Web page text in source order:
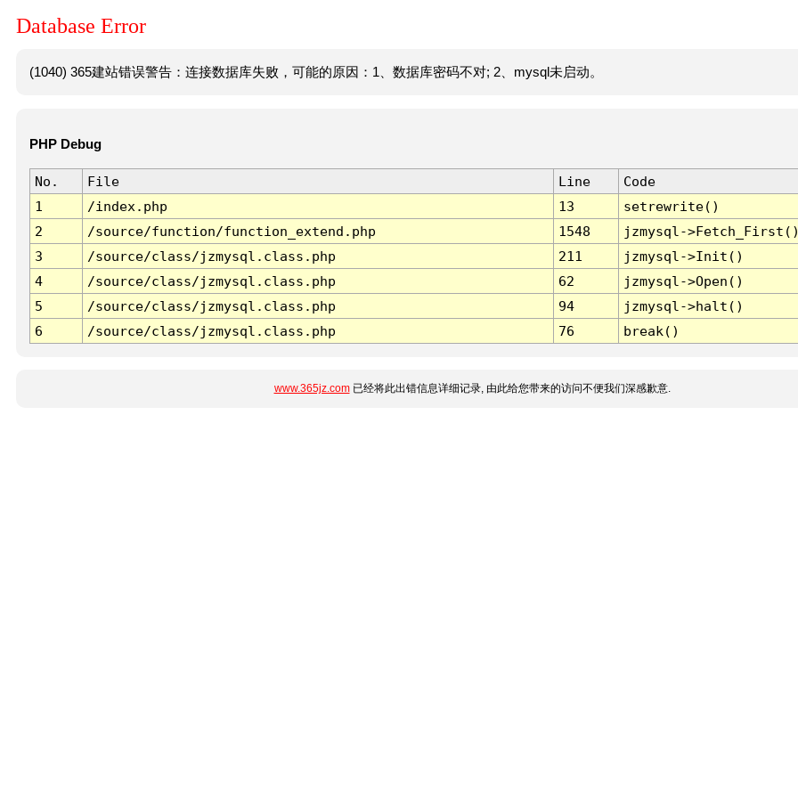
Database Error
(1040) 365建站错误警告：连接数据库失败，可能的原因：1、数据库密码不对; 2、mysql未启动。
PHP Debug
No. File Line
Code
1
/index.php 13
setrewrite()
2
/source/function/function_extend.php 1548
jzmysql-
3
/source/class/jzmysql.class.php 211
jzmysql->Init()
4
/source/class/jzmysql.class.php 62
jzmysql->Open()
5
/source/class/jzmysql.class.php 94
jzmysql->halt()
6
/source/class/jzmysql.class.php 76 break()
www.365jz.com已经将此出错信息详细记录, 由此给您带来的访问不便我们深感歉意.